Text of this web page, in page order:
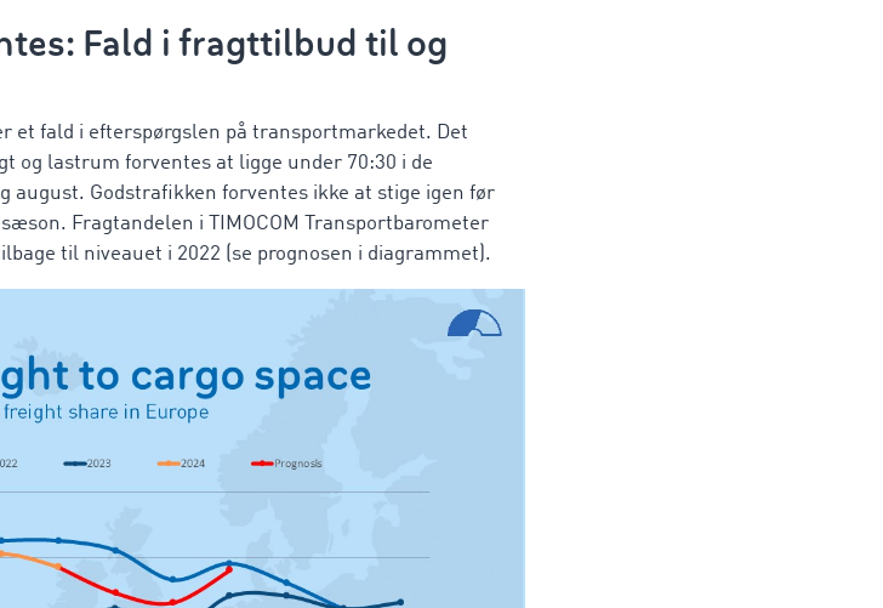
Fald i fragttilbud til og
et fald i efterspørgslen på transportmarkedet. Det
og lastrum forventes at ligge under 70:30 i de
august. Godstrafikken forventes ikke at stige igen før
Fragtandelen i TIMOCOM Transportbarometer
til niveauet i 2022 (se prognosen i diagrammet).